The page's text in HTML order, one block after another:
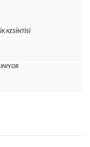
KESİNTİSİ